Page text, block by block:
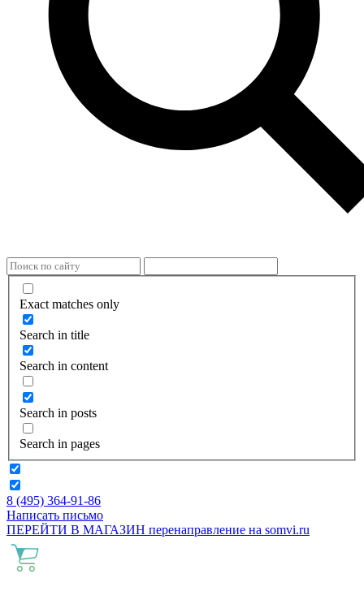
Exact matches only
Search in title
Search in content
Search in posts
Search in pages
8 (495) 364-91-86
Написать письмо
ПЕРЕЙТИ В МАГАЗИН перенаправление на somvi.ru